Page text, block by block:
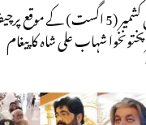
یومِ استحصالِ کشمیر (5 اگست) کے
شہاب علی شاہ کا پیغام